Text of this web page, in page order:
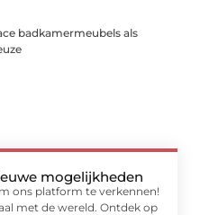
badkamermeubels als
mogelijkheden
ons platform te verkennen!
met de wereld. Ontdek op